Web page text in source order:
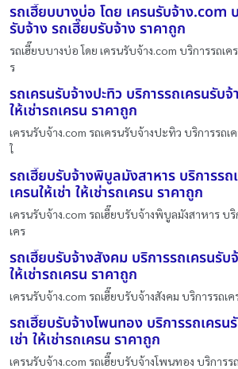
รถเฮี๊ยบบางบ่อ โดย เครนรับจ้าง.com
รับจ้าง รถเฮี๊ยบรับจ้าง ราคาถูก
รถเฮี๊ยบบางบ่อ โดย เครนรับจ้าง.com บริการรถเค
ร
รถเครนรับจ้างปะทิว บริการรถเครนรับจ้
ให้เช่ารถเครน ราคาถูก
เครนรับจ้าง.com รถเครนรับจ้างปะทิว บริการรถเ
ใ
รถเฮี๊ยบรับจ้างพิบูลมังสาหาร บริการรถ
เครนให้เช่า ให้เช่ารถเครน ราคาถูก
เครนรับจ้าง.com รถเฮี๊ยบรับจ้างพิบูลมังสาหาร บริ
เคร
รถเฮี๊ยบรับจ้างสังคม บริการรถเครนรับ
ให้เช่ารถเครน ราคาถูก
เครนรับจ้าง.com รถเฮี๊ยบรับจ้างสังคม บริการรถเค
รถเฮี๊ยบรับจ้างโพนทอง บริการรถเครน
เช่า ให้เช่ารถเครน ราคาถูก
เครนรับจ้าง.com รถเฮี๊ยบรับจ้างโพนทอง บริการร